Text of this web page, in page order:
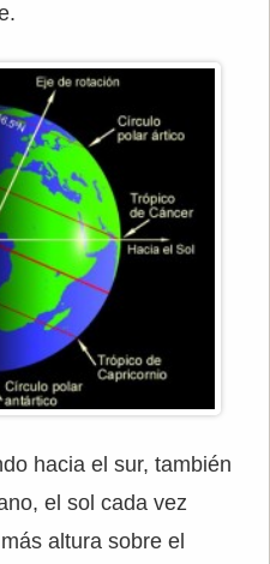
hacia el sur, también
el sol cada vez
altura sobre el